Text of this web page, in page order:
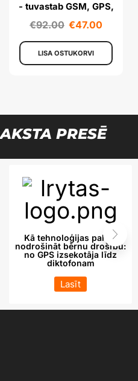
- tuvastab GSM, GPS,
RF, UHF
€92.00 €47.00
LISA OSTUKORVI
PRESĒ
Kā tehnoloģijas palīdz
nodrošināt bērnu drošību:
no GPS izsekotāja līdz
diktofonam
Lasīt